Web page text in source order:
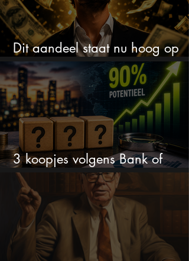
Dit aandeel staat nu hoog op
mijn kooplijst
3 koopjes volgens Bank of
America: tot 90%